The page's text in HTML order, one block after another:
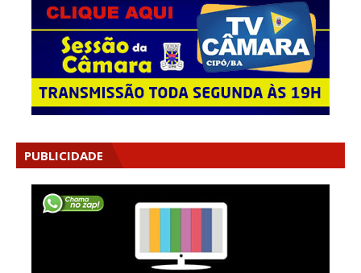
PUBLICIDADE